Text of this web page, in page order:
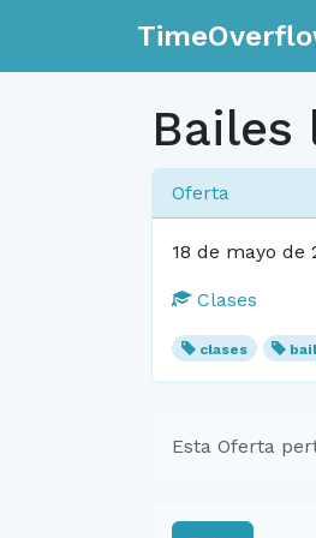
Bailes
Oferta
18 de mayo de
Clases
clases
Esta Oferta